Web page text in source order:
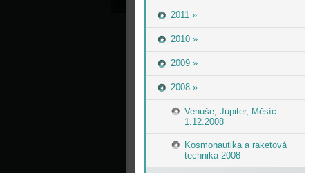
2011 »
2010 »
2009 »
2008 »
Venuše, Jupiter, Měsíc -
1.12.2008
Kosmonautika a raketová
technika 2008